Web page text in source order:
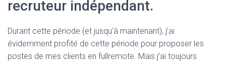
recruteur indépendant.
Durant cette période (et jusqu’à maintenant), j’ai
évidemment profité de cette période pour proposer les
postes de mes clients en fullremote. Mais j’ai toujours